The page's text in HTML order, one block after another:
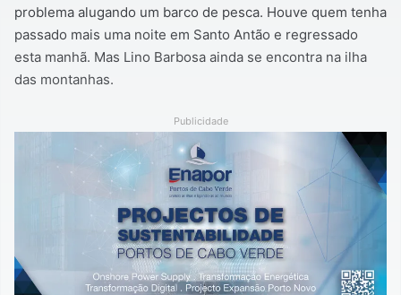
problema alugando um barco de pesca. Houve quem tenha
passado mais uma noite em Santo Antão e regressado
esta manhã. Mas Lino Barbosa ainda se encontra na ilha
das montanhas.
Publicidade